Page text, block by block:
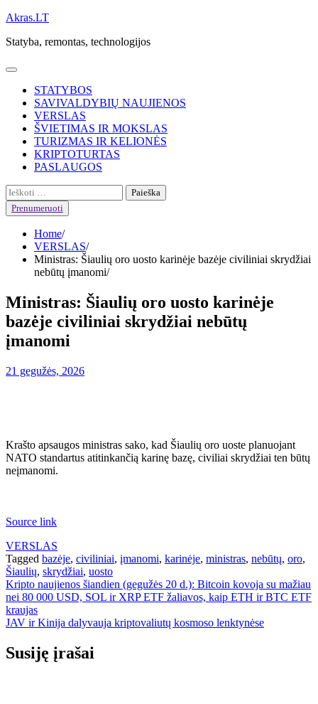
Skip
content
Akras.LT
Statyba, remontas, technologijos
STATYBOS
SAVIVALDYBIŲ NAUJIENOS
VERSLAS
ŠVIETIMAS IR MOKSLAS
TURIZMAS IR KELIONĖS
KRIPTOTURTAS
PASLAUGOS
Ieškoti:
Prenumeruoti
Home
VERSLAS
Ministras: Šiaulių oro uosto karinėje bazėje civiliniai skrydžiai
nebūtų įmanomi
Ministras: Šiaulių oro uosto karinėje
bazėje civiliniai skrydžiai nebūtų
įmanomi
21 gegužės, 2026
Krašto apsaugos ministras sako, kad Šiaulių oro uoste planuojant
NATO standartus atitinkančią karinę bazę, civiliai skrydžiai ten būtų
neįmanomi.
Source link
VERSLAS
Tagged bazėje, civiliniai, įmanomi, karinėje, ministras, nebūtų, oro,
Šiaulių, skrydžiai, uosto
Navigacija
tarp
įrašų
Kripto naujienos šiandien (gegužės 20 d.): Bitcoin kovoja su mažiau
nei 80 000 USD, SOL ir XRP ETF žaliavos, kaip ETH ir BTC ETF
kraujas
JAV ir Kinija dalyvauja kriptovaliutų kosmoso lenktynėse
Susiję įrašai